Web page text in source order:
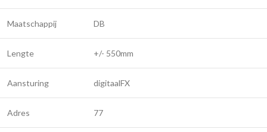
Maatschappij DB
Lengte +/- 550mm
Aansturing digitaalFX
Adres 77